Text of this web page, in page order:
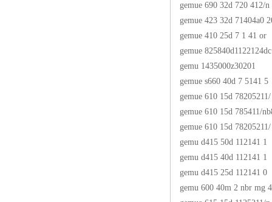
gemue 690 32d 720 412/n
gemue 423 32d 71404a0
gemue 410 25d 7 1 41 or
gemue 825840d1122124dc
gemu 1435000z30201
gemue s660 40d 7 5141 5
gemue 610 15d
gemue 610 15d 785411/
gemue 610 15d
gemu d415 50d 112141 1
gemu d415 40d 112141 1
gemu d415 25d 112141 0
gemu 600 40m 2 nbr mg